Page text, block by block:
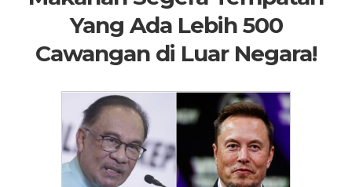
Yang Ada Lebih 500
Cawangan di Luar Negara!